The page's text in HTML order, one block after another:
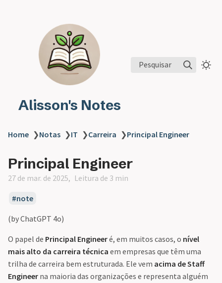
Alisson's Notes
Pesquisar
Home ❯Notas ❯IT ❯Carreira ❯Principal Engineer
Principal Engineer
27 de mar. de 2025 Leitura de 3 min
note
(by ChatGPT 4o)
O papel de Principal Engineeré, em muitos casos, o nível
mais alto da carreira técnica em empresas que têm uma
trilha de carreira bem estruturada. Ele vem acima de Staff
Engineer na maioria das organizações e representa alguém